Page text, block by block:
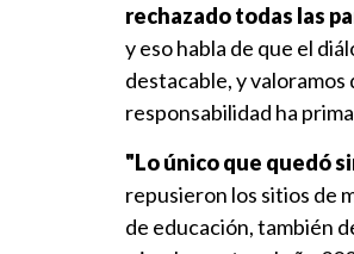
rechazado todas las
y eso habla de que el
destacable, y valoramos
responsabilidad ha
"Lo único que quedó
repusieron los sitios de
de educación, también